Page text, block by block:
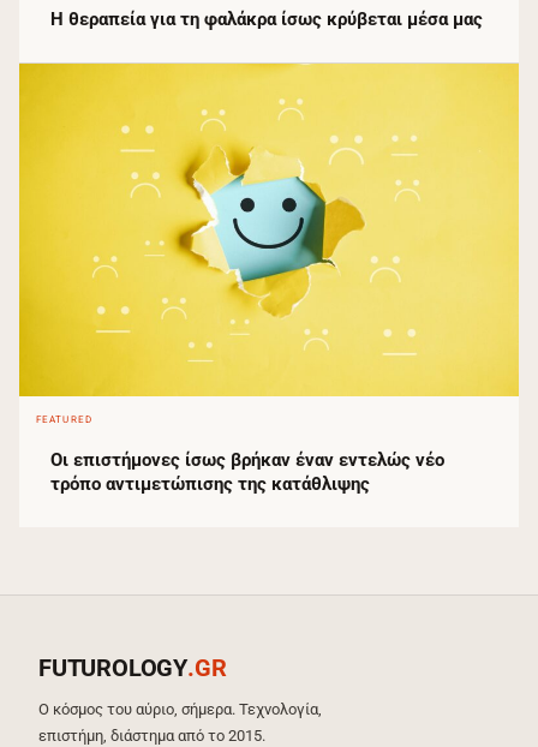
Η θεραπεία για τη φαλάκρα ίσως κρύβεται μέσα μας
FEATURED
Οι επιστήμονες ίσως βρήκαν έναν εντελώς νέο
τρόπο αντιμετώπισης της κατάθλιψης
FUTUROLOGY.GR
Ο κόσμος του αύριο, σήμερα. Τεχνολογία,
επιστήμη, διάστημα από το 2015.